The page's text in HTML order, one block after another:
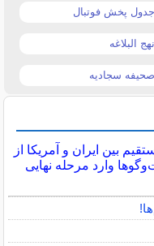
جدول پخش فوتبال
نهج البلاغه
صحیفه سجادیه
بین ایران و آمریکا از
وارد مرحله نهایی